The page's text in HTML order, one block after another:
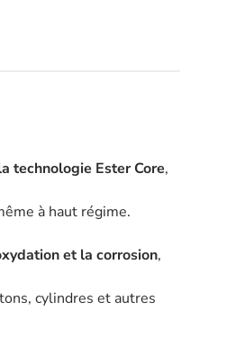
technologie Ester Core,
à haut régime.
et la corrosion,
cylindres et autres